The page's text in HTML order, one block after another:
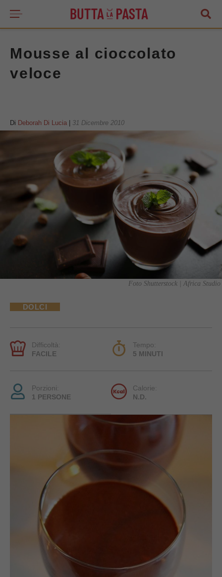
Mousse al cioccolato
veloce
Di Deborah Di Lucia 31 Dicembre 2010
Foto Shutterstock | Africa Studio
DOLCI
Difficoltà:
FACILE
Tempo:
5 MINUTI
Porzioni:
1 PERSONE
Calorie:
N.D.